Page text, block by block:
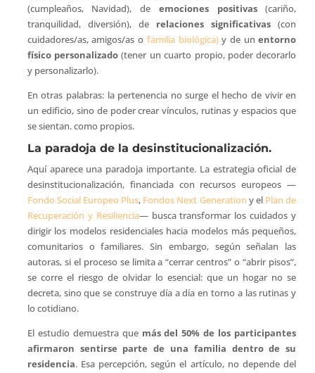
(cumpleaños, Navidad), de emociones positivas(cariño,
tranquilidad, diversión), de relaciones significativas (con
cuidadores/as, amigos/as o familia biológica)y de unentorno
físico personalizado (tener un cuarto propio, poder decorarlo
y personalizarlo).
En otras palabras: la pertenencia no surge el hecho de vivir en
un edificio, sino de poder crear vínculos, rutinas y espacios que
se sientan. como propios.
La paradoja de la desinstitucionalización.
Aquí aparece una paradoja importante. La estrategia oficial de
desinstitucionalización, financiada con recursos europeos —
Fondo Social Europeo Plus, Fondos Next Generation y el Plan de
Recuperación y Resiliencia— busca transformar los cuidados y
dirigir los modelos residenciales hacia modelos más pequeños,
comunitarios o familiares. Sin embargo, según señalan las
autoras, si el proceso se limita a “cerrar centros” o “abrir pisos”,
se corre el riesgo de olvidar lo esencial: que un hogar no se
decreta, sino que se construye día a día en torno a las rutinas y
lo cotidiano.
El estudio demuestra que más del 50% de los participantes
afirmaron sentirse parte de una familia dentro de su
residencia. Esa percepción, según el artículo, no depende del